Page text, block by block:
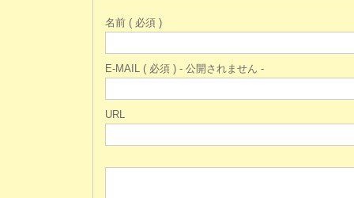
名前 ( 必須 )
E-MAIL ( 必須 ) - 公開されません -
URL